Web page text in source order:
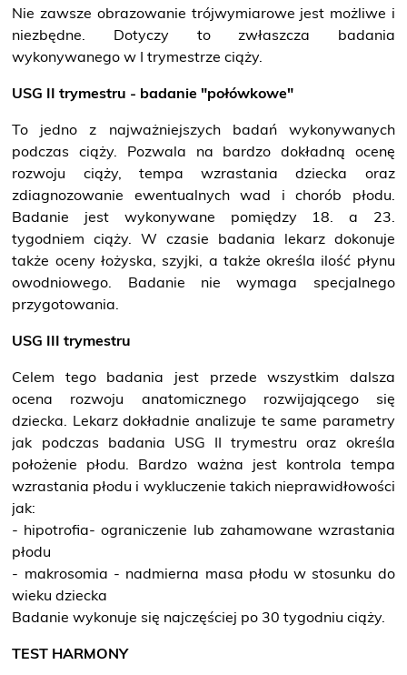
Nie zawsze obrazowanie trójwymiarowe jest możliwe i
niezbędne. Dotyczy to zwłaszcza badania
wykonywanego w I trymestrze ciąży.
USG II trymestru - badanie "połówkowe"
To jedno z najważniejszych badań wykonywanych
podczas ciąży. Pozwala na bardzo dokładną ocenę
rozwoju ciąży, tempa wzrastania dziecka oraz
zdiagnozowanie ewentualnych wad i chorób płodu.
Badanie jest wykonywane pomiędzy 18. a 23.
tygodniem ciąży. W czasie badania lekarz dokonuje
także oceny łożyska, szyjki, a także określa ilość płynu
owodniowego. Badanie nie wymaga specjalnego
przygotowania.
USG III trymestru
Celem tego badania jest przede wszystkim dalsza
ocena rozwoju anatomicznego rozwijającego się
dziecka. Lekarz dokładnie analizuje te same parametry
jak podczas badania USG II trymestru oraz określa
położenie płodu. Bardzo ważna jest kontrola tempa
wzrastania płodu i wykluczenie takich nieprawidłowości
jak:
- hipotrofia- ograniczenie lub zahamowane wzrastania
płodu
- makrosomia - nadmierna masa płodu w stosunku do
wieku dziecka
Badanie wykonuje się najczęściej po 30 tygodniu ciąży.
TEST HARMONY